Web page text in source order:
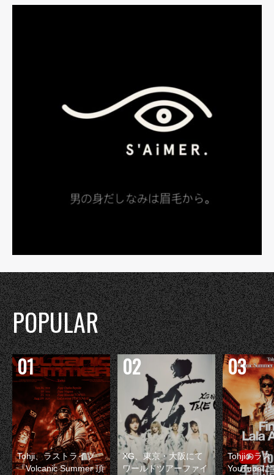
POPULAR
Tohji、ラストライブ
『Volcanic Summer 頂
XG、東京・大阪にて
ワールドツアーファイ
Tohjiのラス
YouTubeに